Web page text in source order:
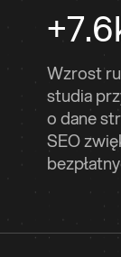
Wzrost
studia
o dane
SEO